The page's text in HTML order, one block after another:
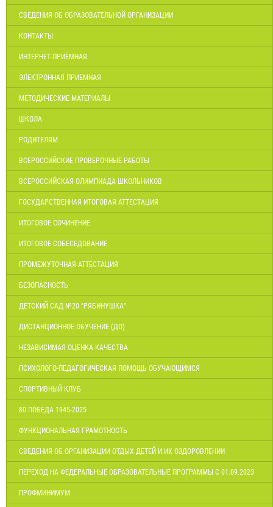
СВЕДЕНИЯ ОБ ОБРАЗОВАТЕЛЬНОЙ ОРГАНИЗАЦИИ
КОНТАКТЫ
ИНТЕРНЕТ-ПРИЁМНАЯ
ЭЛЕКТРОННАЯ ПРИЕМНАЯ
МЕТОДИЧЕСКИЕ МАТЕРИАЛЫ
ШКОЛА
РОДИТЕЛЯМ
ВСЕРОССИЙСКИЕ ПРОВЕРОЧНЫЕ РАБОТЫ
ВСЕРОССИЙСКАЯ ОЛИМПИАДА ШКОЛЬНИКОВ
ГОСУДАРСТВЕННАЯ ИТОГОВАЯ АТТЕСТАЦИЯ
ИТОГОВОЕ СОЧИНЕНИЕ
ИТОГОВОЕ СОБЕСЕДОВАНИЕ
ПРОМЕЖУТОЧНАЯ АТТЕСТАЦИЯ
БЕЗОПАСНОСТЬ
ДЕТСКИЙ САД №20 "РЯБИНУШКА"
ДИСТАНЦИОННОЕ ОБУЧЕНИЕ (ДО)
НЕЗАВИСИМАЯ ОЦЕНКА КАЧЕСТВА
ПСИХОЛОГО-ПЕДАГОГИЧЕСКАЯ ПОМОЩЬ ОБУЧАЮЩИМСЯ
СПОРТИВНЫЙ КЛУБ
80 ПОБЕДА 1945-2025
ФУНКЦИОНАЛЬНАЯ ГРАМОТНОСТЬ
СВЕДЕНИЯ ОБ ОРГАНИЗАЦИИ ОТДЫХ ДЕТЕЙ И ИХ ОЗДОРОВЛЕНИИ
ПЕРЕХОД НА ФЕДЕРАЛЬНЫЕ ОБРАЗОВАТЕЛЬНЫЕ ПРОГРАММЫ С 01.09.2023
ПРОФМИНИМУМ